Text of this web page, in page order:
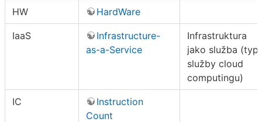
HW HardWare
IaaS
Infrastructure-
as-a-Service
Infrastruktura
jako služba (typ
služby cloud
computingu)
IC
Instruction
Count